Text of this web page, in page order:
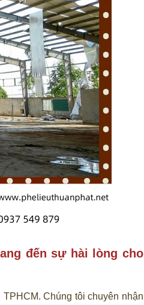
đến sự hài lòng cho
Chúng tôi chuyên nhận